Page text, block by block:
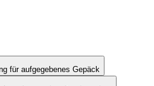
für aufgegebenes Gepäck